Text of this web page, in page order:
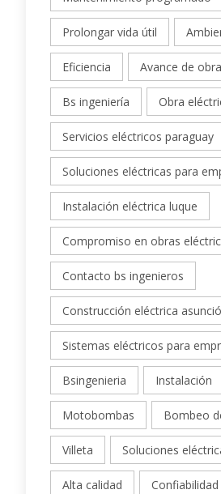
Prolongar vida útil
Eficiencia Avance de
Bs ingeniería Obra
Servicios eléctricos paraguay
Soluciones eléctricas para
Instalación eléctrica luque
Compromiso en obras
Contacto bs ingenieros
Construcción eléctrica
Sistemas eléctricos para
Bsingenieria Instalación
Motobombas Bombeo
Villeta Soluciones
Alta calidad Confiabilidad